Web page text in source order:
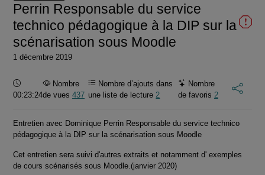
Perrin Responsable du service
technico pédagogique à la DIP sur la
scénarisation sous Moodle
1 décembre 2019
Durée :
00:23:24
Nombre
de vues 437
Nombre d’ajouts dans
une liste de lecture 2
Nombre
de favoris 2
Entretien avec Dominique Perrin Responsable du service technico
pédagogique à la DIP sur la scénarisation sous Moodle
Cet entretien sera suivi d'autres extraits et notamment d' exemples
de cours scénarisés sous Moodle.(janvier 2020)